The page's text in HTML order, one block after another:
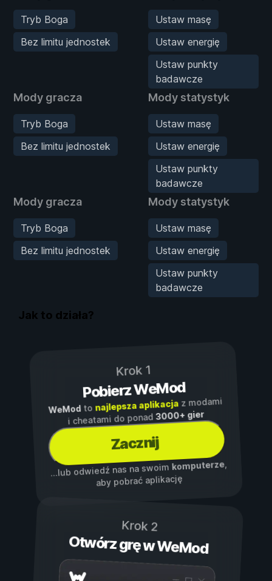
Tryb Boga
Bez limitu jednostek
Ustaw masę
Ustaw energię
Ustaw punkty
badawcze
Mody gracza
Tryb Boga
Bez limitu jednostek
Mody statystyk
Ustaw masę
Ustaw energię
Ustaw punkty
badawcze
Mody gracza
Tryb Boga
Bez limitu jednostek
Mody statystyk
Ustaw masę
Ustaw energię
Ustaw punkty
badawcze
Jak to działa?
Krok 1
Pobierz WeMod
WeModto najlepsza aplikacjaz modami
i cheatami do ponad3000+ gier
Zacznij
...lub odwiedź nas na swoim komputerze,
aby pobrać aplikację
Krok 2
Otwórz grę w WeMod